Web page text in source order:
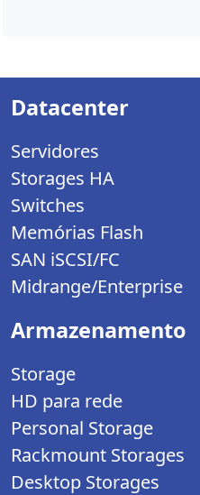
Datacenter
Servidores
Storages HA
Switches
Memórias Flash
SAN iSCSI/FC
Midrange/Enterprise
Armazenamento
Storage
HD para rede
Personal Storage
Rackmount Storages
Desktop Storages